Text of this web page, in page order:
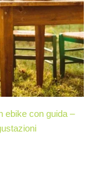
ebike con guida –